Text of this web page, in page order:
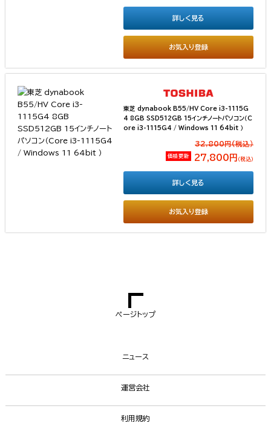
お気入り登録
詳しく見る
東芝 dynabook B55/HV Core i3-1115G
4 8GB SSD512GB 15インチノートパソコン（C
ore i3-1115G4 / Windows 11 64bit ）
32,800円(税込）
価格更新 27,800円 （税込）
お気入り登録
詳しく見る
ページトップ
ニュース
運営会社
利用規約